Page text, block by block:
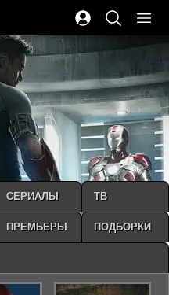
СЕРИАЛЫ ТВ
ПРЕМЬЕРЫ ПОДБОРКИ